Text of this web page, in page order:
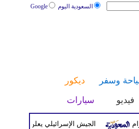
السعودية اليوم Google
وسفر
ديكور
فيديو سيارات
الجيش الإسرائيلي يعلن بدء موجة